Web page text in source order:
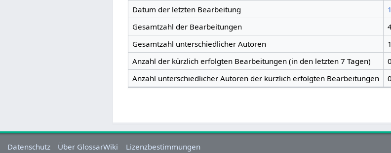
Datum der letzten Bearbeitung
Gesamtzahl der Bearbeitungen
Gesamtzahl unterschiedlicher Autoren
1
Anzahl der kürzlich erfolgten Bearbeitungen (in den letzten 7 Tagen)
0
Anzahl unterschiedlicher Autoren der kürzlich erfolgten Bearbeitungen
0
Datenschutz Über GlossarWiki Lizenzbestimmungen